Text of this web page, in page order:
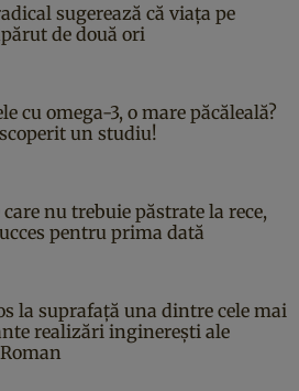
sugerează că viața pe
de două ori
cu omega-3, o mare păcăleală?
un studiu!
nu trebuie păstrate la rece,
pentru prima dată
la suprafață una dintre cele mai
realizări inginerești ale